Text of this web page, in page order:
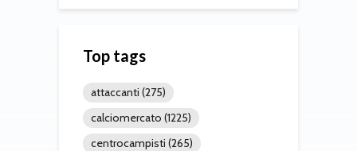
Top tags
attaccanti (275)
calciomercato (1225)
centrocampisti (265)